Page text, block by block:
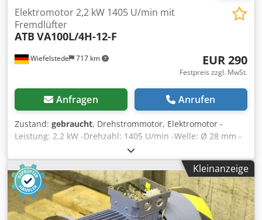
Wiefelstede 717 km
Elektromotor 2,2 kW 1405 U/min mit
Fremdlüfter
ATB VA100L/4H-12-F
EUR 290
Festpreis zzgl. MwSt.
Anfragen Anrufen
Zustand: gebraucht, Drehstrommotor, Elektromotor -
Leistung: 2,2 kW -Drehzahl: 1405 U/min -Welle: Ø 28 mm -
Bauform: B3 -mit extra Kühllüfter -Schutzart: IP 55 Dcedpfx
Aect Er Tsmyjk -Abmessungen: 410/260/H195 mm -
Gewicht: 20 kg
Kleinanzeige